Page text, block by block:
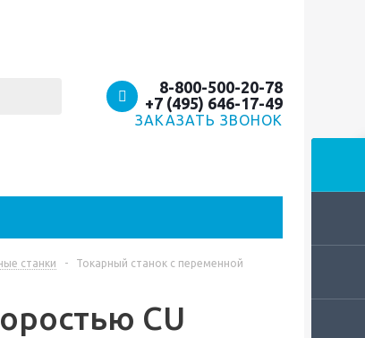
8-800-500-20-78
+7 (495) 646-17-49
ЗАКАЗАТЬ ЗВОНОК
станки -
Токарный станок с переменной
CU